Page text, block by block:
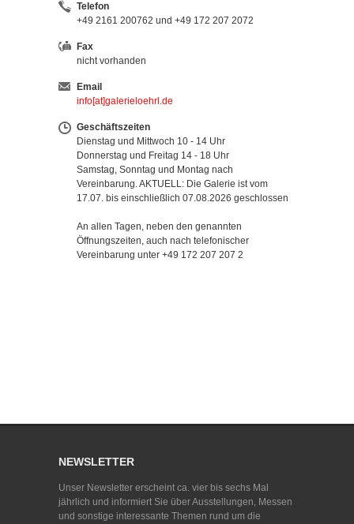
Telefon
+49 2161 200762 und +49 172 207 2072
Fax
nicht vorhanden
Email
info[at]galerieloehrl.de
Geschäftszeiten
Dienstag und Mittwoch 10 - 14 Uhr
Donnerstag und Freitag 14 - 18 Uhr
Samstag, Sonntag und Montag nach
Vereinbarung. AKTUELL: Die Galerie ist vom
17.07. bis einschließlich 07.08.2026 geschlossen
An allen Tagen, neben den genannten
Öffnungszeiten, auch nach telefonischer
Vereinbarung unter +49 172 207 207 2
NEWSLETTER
Unser Newsletter erscheint ca. vier bis sechs Mal
jährlich und informiert Sie über Ausstellungen, Messen
und sonstige interessante Themen rund um die